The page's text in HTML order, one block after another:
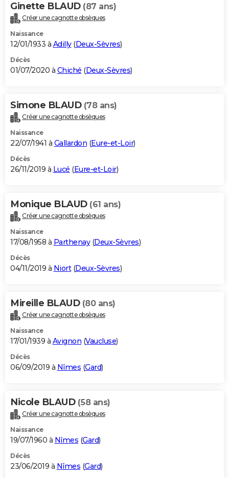
Ginette BLAUD (87 ans)
Créer une cagnotte obsèques
Naissance
12/01/1933 à Adilly(Deux-Sèvres)
Décès
01/07/2020 à Chiché (Deux-Sèvres)
Simone BLAUD (78 ans)
Créer une cagnotte obsèques
Naissance
22/07/1941 à Gallardon (Eure-et-Loir)
Décès
26/11/2019 à Lucé (Eure-et-Loir)
Monique BLAUD (61 ans)
Créer une cagnotte obsèques
Naissance
17/08/1958 à Parthenay(Deux-Sèvres)
Décès
04/11/2019 à Niort(Deux-Sèvres)
Mireille BLAUD (80 ans)
Créer une cagnotte obsèques
Naissance
17/01/1939 à Avignon (Vaucluse)
Décès
06/09/2019 à Nîmes (Gard)
Nicole BLAUD (58 ans)
Créer une cagnotte obsèques
Naissance
19/07/1960 à Nîmes (Gard)
Décès
23/06/2019 à Nîmes (Gard)